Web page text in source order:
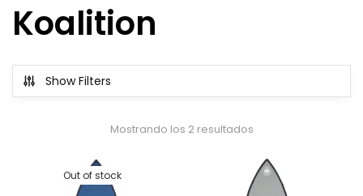
Koalition
Show Filters
Mostrando los 2 resultados
Out of stock